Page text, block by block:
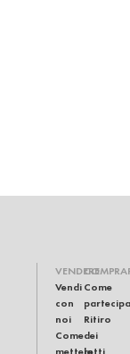
VENDERE
Vendi
con
noi
Come
mettere
Come
Ritiro
dei
lotti